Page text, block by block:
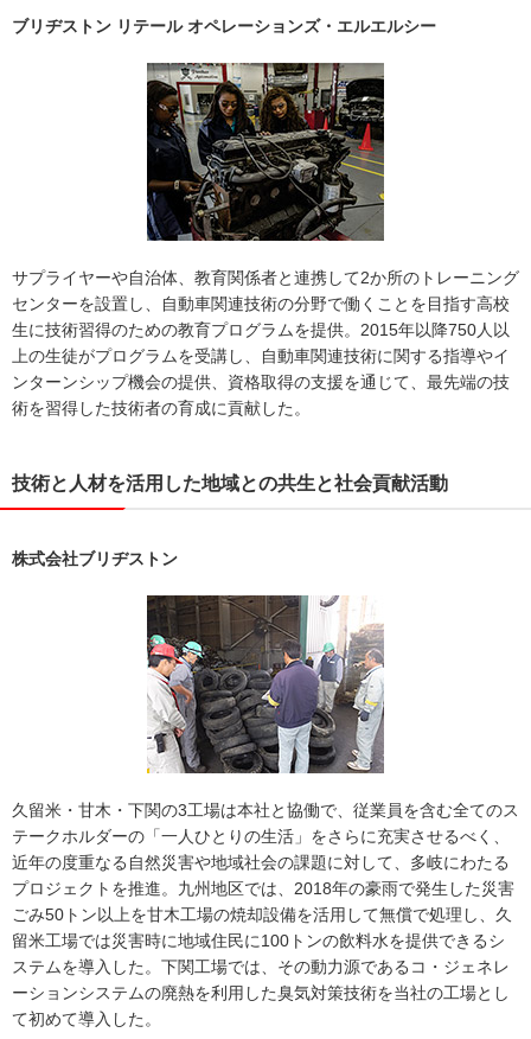
ブリヂストン リテール オペレーションズ・エルエルシー
サプライヤーや⾃治体、教育関係者と連携して2か所のトレーニング
センターを設置し、⾃動⾞関連技術の分野で働くことを⽬指す⾼校
⽣に技術習得のための教育プログラムを提供。2015年以降750⼈以
上の⽣徒がプログラムを受講し、⾃動⾞関連技術に関する指導やイ
ンターンシップ機会の提供、資格取得の⽀援を通じて、最先端の技
術を習得した技術者の育成に貢献した。
技術と人材を活用した地域との共生と社会貢献活動
株式会社ブリヂストン
久留⽶・⽢⽊・下関の3⼯場は本社と協働で、従業員を含む全てのス
テークホルダーの「⼀⼈ひとりの生活」をさらに充実させるべく、
近年の度重なる⾃然災害や地域社会の課題に対して、多岐にわたる
プロジェクトを推進。九州地区では、2018年の豪雨で発生した災害
ごみ50トン以上を甘⽊⼯場の焼却設備を活用して無償で処理し、久
留米工場では災害時に地域住民に100トンの飲料水を提供できるシ
ステムを導入した。下関工場では、その動力源であるコ・ジェネレ
ーションシステムの廃熱を利⽤した臭気対策技術を当社の工場とし
て初めて導入した。